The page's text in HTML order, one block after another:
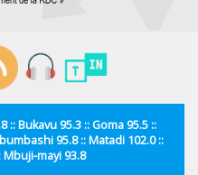
:: Bukavu 95.3 :: Goma 95.5 ::
95.8 :: Matadi 102.0 ::
Mbuji-mayi 93.8